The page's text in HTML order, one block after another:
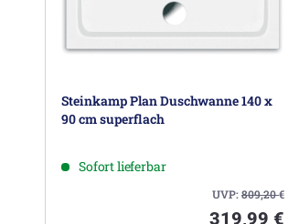
Steinkamp Plan Duschwanne 140 x
90 cm superflach
Sofort lieferbar
UVP:809,20€
319,99 €